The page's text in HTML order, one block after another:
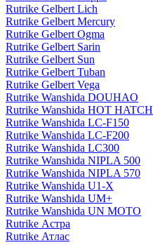
Rutrike Gelbert Lich
Rutrike Gelbert Mercury
Rutrike Gelbert Ogma
Rutrike Gelbert Sarin
Rutrike Gelbert Sun
Rutrike Gelbert Tuban
Rutrike Gelbert Vega
Rutrike Wanshida DOUHAO
Rutrike Wanshida HOT HATCH
Rutrike Wanshida LC-F150
Rutrike Wanshida LC-F200
Rutrike Wanshida LC300
Rutrike Wanshida NIPLA 500
Rutrike Wanshida NIPLA 570
Rutrike Wanshida U1-X
Rutrike Wanshida UM+
Rutrike Wanshida UN MOTO
Rutrike Астра
Rutrike Атлас